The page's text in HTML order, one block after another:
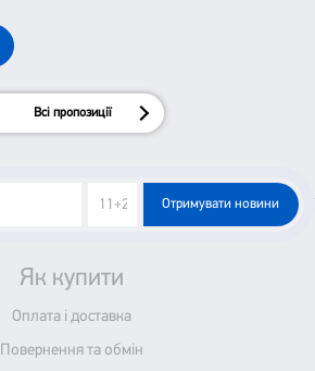
Всі пропозиції
Отримувати новини
Як купити
Оплата і доставка
Повернення та обмін